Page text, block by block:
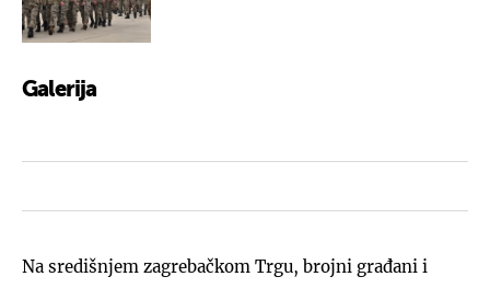
Galerija
Na središnjem zagrebačkom Trgu, brojni građani i